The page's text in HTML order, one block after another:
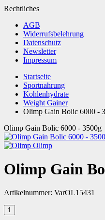
Rechtliches
AGB
Widerrufsbelehrung
Datenschutz
Newsletter
Impressum
Startseite
Sportnahrung
Kohlenhydrate
Weight Gainer
Olimp Gain Bolic 6000 -
Olimp Gain Bolic 6000 - 3500g
Olimp
Olimp Gain
Artikelnummer: VarOL15431